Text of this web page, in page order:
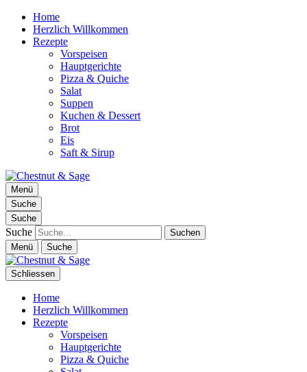
Home
Herzlich Willkommen
Rezepte
Vorspeisen
Hauptgerichte
Pizza & Quiche
Salat
Suppen
Kuchen & Dessert
Brot
Eis
Saft & Sirup
Chestnut & Sage
Foodblog | essen. trinken. genießen.
Menü
Suche
Suche
Suche
Menü Suche
Schliessen
Home
Herzlich Willkommen
Rezepte
Vorspeisen
Hauptgerichte
Pizza & Quiche